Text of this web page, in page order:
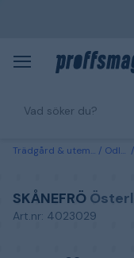
Trädgård & utemiljö Odling
SKÅNEFRÖ
Art.nr: 4023029